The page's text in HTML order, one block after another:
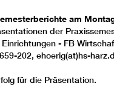
am
der
- FB
202, ehoerig(at)hs-
für die Präsentation.